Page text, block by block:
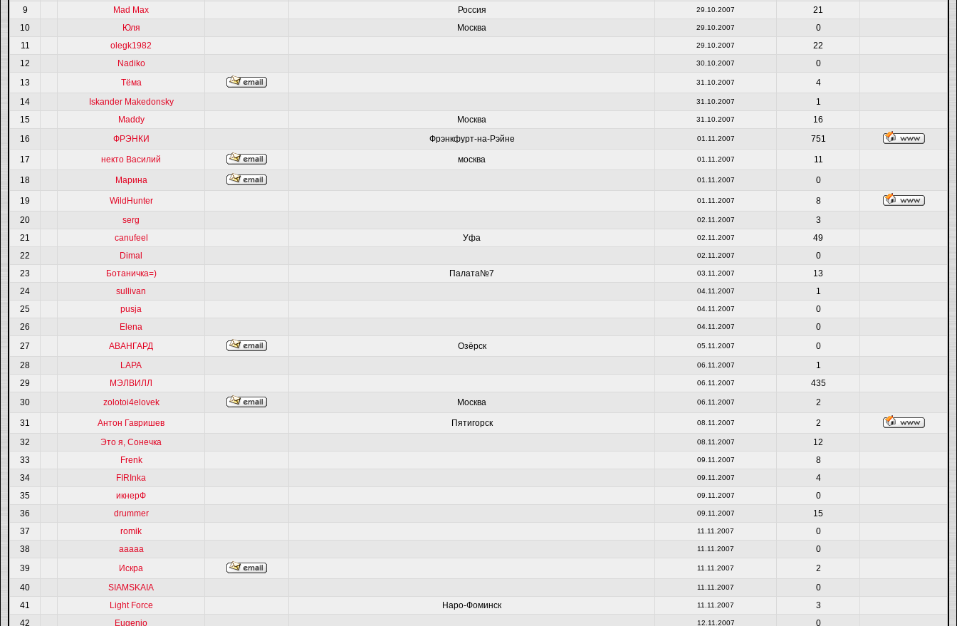
9
Mad Max Россия 29.10.2007
21
10
Юля Москва 29.10.2007
0
11
olegk1982 29.10.2007
22
12
Nadiko 30.10.2007
0
13
Тёма 31.10.2007
4
14
Iskander Makedonsky 31.10.2007
1
15
Maddy Москва 31.10.2007
16
16
ФРЭНКИ Фрэнкфурт-на-Рэйне 01.11.2007 751
17 некто Василий москва 01.11.2007 11
18 Марина 01.11.2007 0
19 WildHunter 01.11.2007
8
20
serg 02.11.2007
3
21
canufeel Уфа 02.11.2007
49
22
Dimal 02.11.2007
0
23
Ботаничка=) Палата№7 03.11.2007
13
24
sullivan 04.11.2007
1
25
pusja 04.11.2007
0
26
Elena 04.11.2007
0
27
АВАНГАРД Озёрск 05.11.2007
0
28
LAPA 06.11.2007
1
29
МЭЛВИЛЛ 06.11.2007
435
30
zolotoi4elovek Москва 06.11.2007 2
31 Антон Гавришев Пятигорск 08.11.2007
2
32
Это я, Сонечка 08.11.2007
12
33
Frenk 09.11.2007
8
34
FIRInka 09.11.2007
4
35
икнерФ 09.11.2007
0
36
drummer 09.11.2007
15
37
romik 11.11.2007
0
38
ааааа 11.11.2007
0
39
Искра 11.11.2007
2
40
SIAMSKAIA 11.11.2007
0
41
Light Force Наро-Фоминск 11.11.2007
3
42
Eugenio 12.11.2007 0